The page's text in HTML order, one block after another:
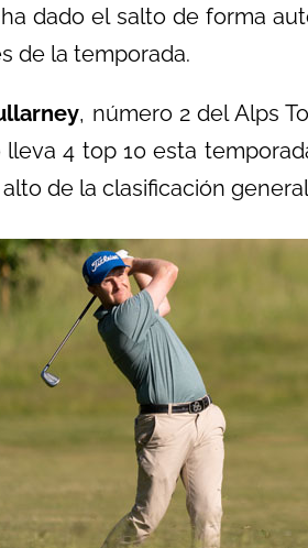
dado el salto de forma
de la temporada.
, número 2 del Alps
lleva 4 top 10 esta
de la clasificación